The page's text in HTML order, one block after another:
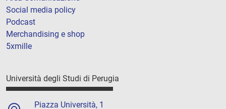
Social media policy
Podcast
Merchandising e shop
5xmille
Università degli Studi di Perugia
Piazza Università, 1